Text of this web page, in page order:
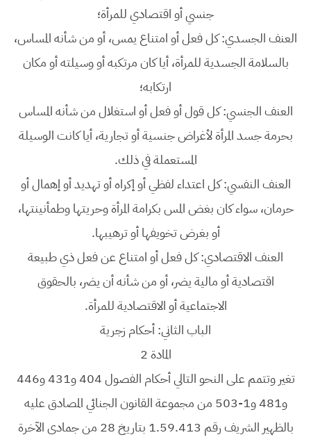
جنسي أو اقتصادي للمرأة؛
العنف الجسدي: كل فعل أو امتناع يمس، أو من شأنه المساس،
بالسلامة الجسدية للمرأة، أيا كان مرتكبه أو وسيلته أو مكان
ارتكابه؛
العنف الجنسي: كل قول أو فعل أو استغلال من شأنه المساس
بحرمة جسد المرأة لأغراض جنسية أو تجارية، أيا كانت الوسيلة
المستعملة في ذلك.
العنف النفسي: كل اعتداء لفظي أو إكراه أو تهديد أو إهمال أو
حرمان، سواء كان بغض المس بكرامة المرأة وحريتها وطمأنينتها،
أو بغرض تخويفها أو ترهيبها.
العنف الاقتصادي: كل فعل أو امتناع عن فعل ذي طبيعة
اقتصادية أو مالية يضر، أو من شأنه أن يضر، بالحقوق
الاجتماعية أو الاقتصادية للمرأة.
الباب الثاني: أحكام زجرية
المادة 2
تغير وتتمم على النحو التالي أحكام الفصول 404 و431 و446
و481 و1-503 من مجموعة القانون الجنائي المصادق عليه
بالظهير الشريف رقم 1.59.413 بتاريخ 28 من جمادى الآخرة